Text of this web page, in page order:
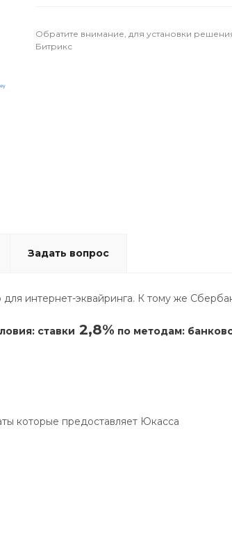
Обратите внимание, для установки
Битрикс
Задать вопрос
интернет-эквайринга. К тому же
ставки 2,8% по методам:
которые предоставляет Юкасса